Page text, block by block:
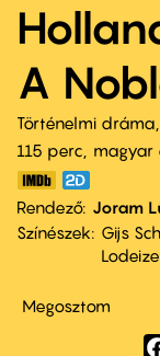
A
Történelmi dráma
115 perc,
magyar
Rendező Joram
Színészek
Gijs
Megosztom